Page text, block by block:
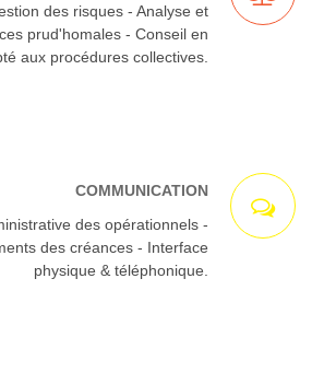
des risques - Analyse et
prud'homales - Conseil en
aux procédures collectives.
COMMUNICATION
des opérationnels -
des créances - Interface
physique & téléphonique.